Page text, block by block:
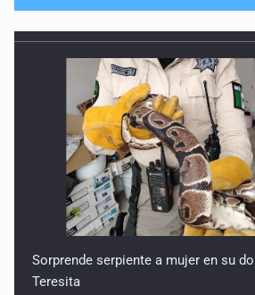
No hay problema de salud
11 de Julio de 2026
Detienen en Tlajomulco a hombre con
y más de 50 cartuchos
10 de Julio de 2026
Instalan mesa de seguridad para
9 de Julio de 2026
Que tiradero
Sorprende serpiente a mujer en su
Teresita